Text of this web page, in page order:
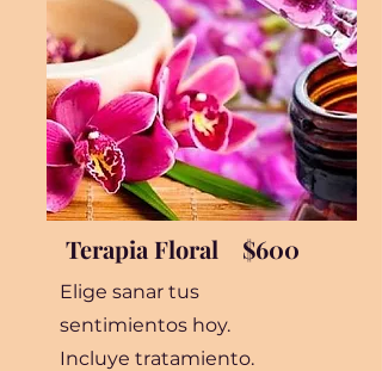
Terapia Floral $600
Elige sanar tus
sentimientos hoy.
Incluye tratamiento.